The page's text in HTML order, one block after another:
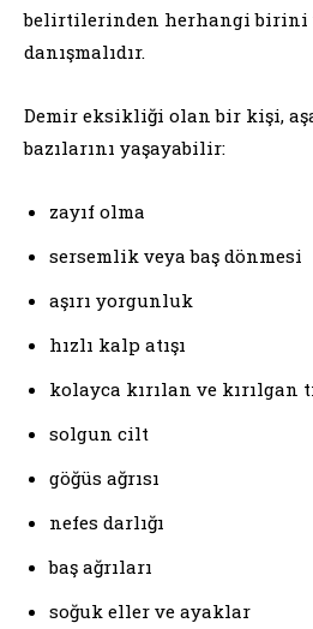
belirtilerinden herhangi birini
danışmalıdır.
Demir eksikliği olan bir kişi,
bazılarını yaşayabilir:
zayıf olma
sersemlik veya baş dönmesi
aşırı yorgunluk
hızlı kalp atışı
kolayca kırılan ve kırılgan
solgun cilt
göğüs ağrısı
nefes darlığı
baş ağrıları
soğuk eller ve ayaklar